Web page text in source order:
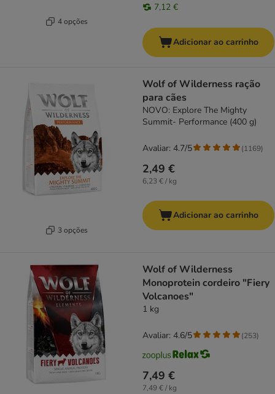
4 opções
7,12 €
Adicionar ao carrinho
3 opções
Wolf of Wilderness ração
para cães
NOVO: Explore The Mighty
Summit- Performance (400 g)
2,49 €
6,23 € / kg
Avaliar: 4.7/5 (1169)
Adicionar ao carrinho
Wolf of Wilderness
Monoprotein cordeiro "Fiery
Volcanoes"
1 kg
7,49 €
7,49 € / kg
Avaliar: 4.6/5 (253)